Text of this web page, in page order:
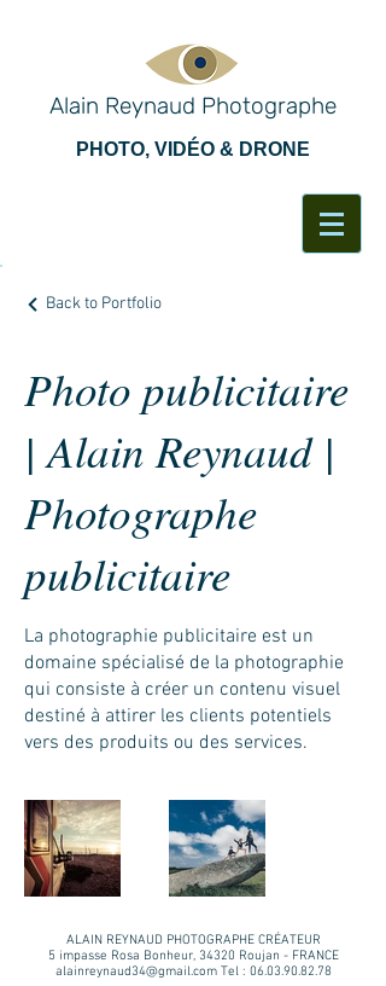
Alain Reynaud Photographe
PHOTO, VIDÉO & DRONE
Back to Portfolio
Photo publicitaire
| Alain Reynaud |
Photographe
publicitaire
La photographie publicitaire est un
domaine spécialisé de la photographie
qui consiste à créer un contenu visuel
destiné à attirer les clients potentiels
vers des produits ou des services.
ALAIN REYNAUD PHOTOGRAPHE CRÉATEUR
5 impasse Rosa Bonheur, 34320 Roujan - FRANCE
alainreynaud34@gmail.comTel : 06.03.90.82.78